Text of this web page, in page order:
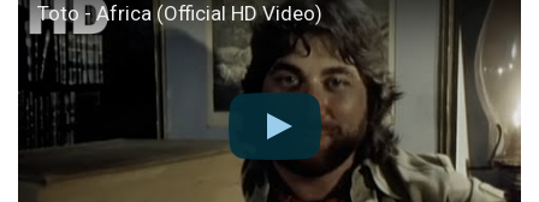
Toto - Africa (Official HD Video)